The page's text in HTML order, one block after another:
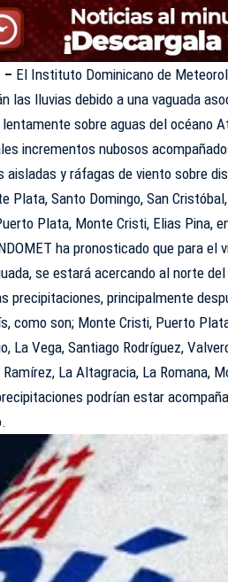
– El Instituto Dominicano de
las lluvias debido a una vaguada
sobre aguas del océano
incrementos nubosos
aisladas y ráfagas de viento sobre
Plata, Santo Domingo, San
Plata, Monte Cristi, Elias Pina,
ha pronosticado que para el
se estará acercando al norte
precipitaciones, principalmente
como son; Monte Cristi, Puerto
La Vega, Santiago Rodríguez,
La Altagracia, La Romana,
podrían estar